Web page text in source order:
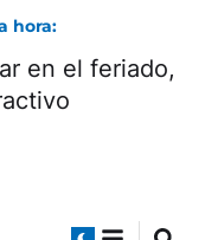
hora:
en el feriado,